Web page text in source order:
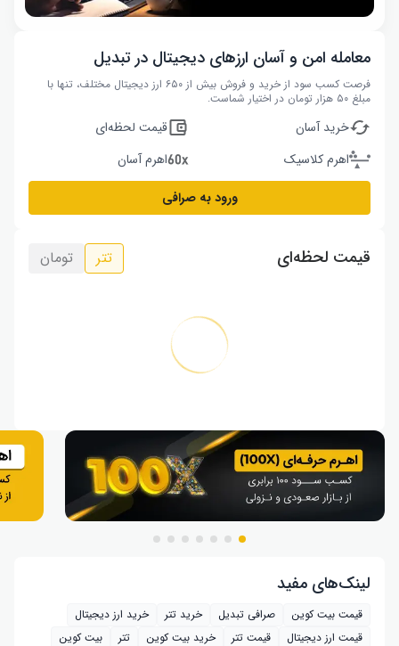
معامله امن و آسان ارزهای دیجیتال در تبدیل
فرصت کسب سود از خرید و فروش بیش از ۶۵۰ ارز دیجیتال مختلف، تنها با
مبلغ ۵۰ هزار تومان در اختیار شماست.
خرید آسان
قیمت لحظه‌ای
اهرم کلاسیک
اهرم آسان
ورود به صرافی
قیمت لحظه‌ای تتر تومان
لینک‌های مفید
قیمت بیت کوین صرافی تبدیل خرید تتر
خرید ارز دیجیتال
قیمت ارز دیجیتال
قیمت تتر خرید بیت‌ کوین تتر
بیت کوین